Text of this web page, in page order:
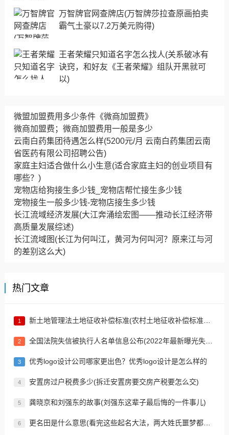
万智牌官网查牌店(万智牌莎拉查原画拍卖
霸气土豪以7.2万美元购得)
王者荣耀只知道名字怎么找人(关系破冰有
诀窍，和好友《王者荣耀》组队开黑就可
以)
微盟加盟费用多少条件《微商加盟费》
微商加盟费；微商加盟费用一般是多少
云南白药集团待遇怎么样(5200元/月 云南白药集团云南
省医药有限公司招聘公告)
家庭主妇适合做什么小生意(适合家庭主妇的创业项目有
哪些？)
宠物店给狗接生多少钱_宠物店帮忙接生多少钱
宠物接生一般多少钱-宠物店接生多少钱
长江流域经济发展(大江奔涌绘宏图——推动长江经济带
高质量发展综述)
长江流域图(长江为何叫江，黄河为何叫河？原来江与河
的差别这么大)
热门文章
1 新土地管理法土地征收补偿标准(农村土地征收补偿标准大解析！土地补偿原则是什么？)
2 全国法院失信被执行人名单信息公布(2022年最新曝光失信被执行人，快看你认识吗)
3 优秀logo设计公司哪家更出色？优秀logo设计是怎么样的
4 安置房过户税费多少(拆迁安置房要交房产税要怎么交)
5 龚晓京和刘强东的故事(刘强东这辈子最后悔的一件事儿)
6 更名田是什么意思(看完这些起名大法，两大姓氏噩梦都不怕给娃起名了)